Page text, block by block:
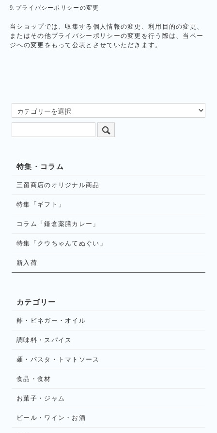
9.プライバシーポリシーの変更
当ショップでは、収集する個人情報の変更、利用目的の変更、
またはその他プライバシーポリシーの変更を行う際は、当ペー
ジへの変更をもって公表とさせていただきます。
特集・コラム
三留商店のオリジナル商品
特集「ギフト」
コラム「鎌倉薬膳カレー」
特集「クウちゃんてぬぐい」
新入荷
カテゴリー
酢・ビネガー・オイル
調味料・スパイス
麺・パスタ・トマトソース
食品・食材
お菓子・ジャム
ビール・ワイン・お酒